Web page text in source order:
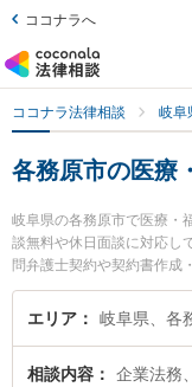
ココナラへ
ココナラ法律相談 岐阜
各務原市の医療
岐阜県の各務原市で医療・
談無料や休日面談に対応し
問弁護士契約や契約書作成
の細かな分野での絞り込み
村 将成弁護士や清流のま
界のトラブル解決の実績豊
エリア 岐阜県、各
相談内容 企業法務